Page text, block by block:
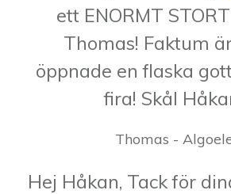
ett ENORMT
Thomas! Faktum
öppnade en flaska
fira! Skål
Thomas -
Hej Håkan, Tack för